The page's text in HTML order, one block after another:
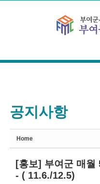
공지사항
Home
[홍보] 부여군 매월
- ( 11.6./12.5)